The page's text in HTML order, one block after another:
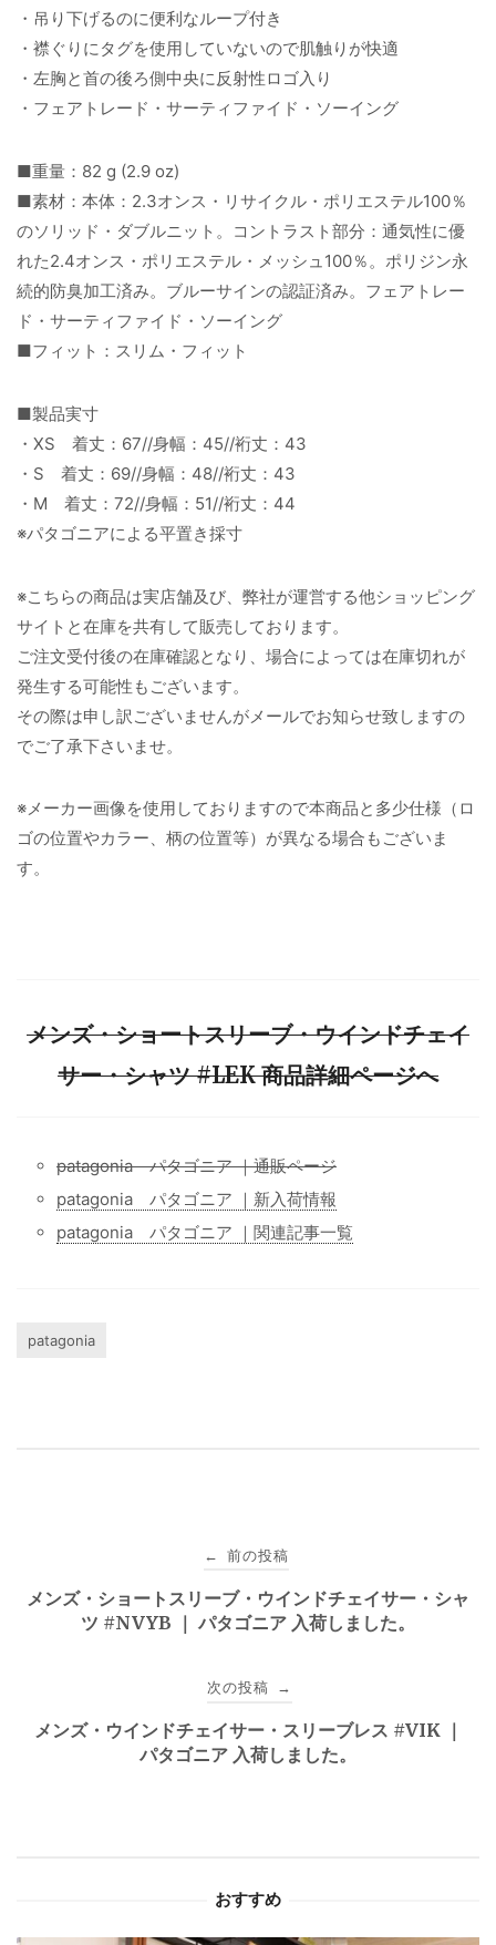
・吊り下げるのに便利なループ付き
・襟ぐりにタグを使用していないので肌触りが快適
・左胸と首の後ろ側中央に反射性ロゴ入り
・フェアトレード・サーティファイド・ソーイング
■重量：82 g (2.9 oz)
■素材：本体：2.3オンス・リサイクル・ポリエステル100％
のソリッド・ダブルニット。コントラスト部分：通気性に優
れた2.4オンス・ポリエステル・メッシュ100％。ポリジン永
続的防臭加工済み。ブルーサインの認証済み。フェアトレー
ド・サーティファイド・ソーイング
■フィット：スリム・フィット
■製品実寸
・XS 着丈：67//身幅：45//裄丈：43
・S 着丈：69//身幅：48//裄丈：43
・M 着丈：72//身幅：51//裄丈：44
※パタゴニアによる平置き採寸
※こちらの商品は実店舗及び、弊社が運営する他ショッピング
サイトと在庫を共有して販売しております。
ご注文受付後の在庫確認となり、場合によっては在庫切れが
発生する可能性もございます。
その際は申し訳ございませんがメールでお知らせ致しますの
でご了承下さいませ。
※メーカー画像を使用しておりますので本商品と多少仕様（ロ
ゴの位置やカラー、柄の位置等）が異なる場合もございま
す。
メンズ・ショートスリーブ・ウインドチェイ
サー・シャツ #LEK 商品詳細ページへ
patagonia パタゴニア ｜通販ページ
patagonia パタゴニア ｜新入荷情報
patagonia パタゴニア ｜関連記事一覧
patagonia
稿
ゲ
← 前の投稿
メンズ・ショートスリーブ・ウインドチェイサー・シャ
ツ #NVYB ｜ パタゴニア 入荷しました。
次の投稿 →
メンズ・ウインドチェイサー・スリーブレス #VIK ｜
パタゴニア 入荷しました。
おすすめ